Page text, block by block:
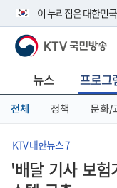
이 누리집은 대한민
공식 누리집 주소 확인
니다.
이밖에 or.kr 또는 .kr
서 도메인 주소를 확인
KTV 국민방송
뉴스 프로그
전체 정책 문화/
KTV 대한뉴스 7
'배달 기사 보